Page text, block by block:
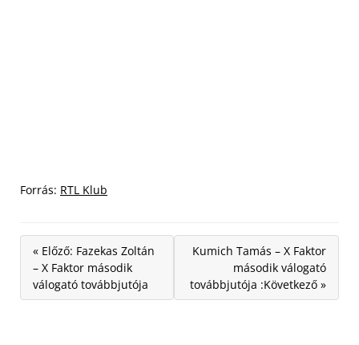
Forrás: RTL Klub
« Előző: Fazekas Zoltán
– X Faktor második
válogató továbbjutója
Kumich Tamás – X Faktor
második válogató
továbbjutója :Következő »